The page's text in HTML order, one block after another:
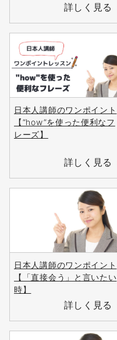
詳しく見る
日本人講師のワンポイント
【“how”を使った便利なフ
レーズ】
詳しく見る
日本人講師のワンポイント
【「直接会う」と言いたい
時】
詳しく見る